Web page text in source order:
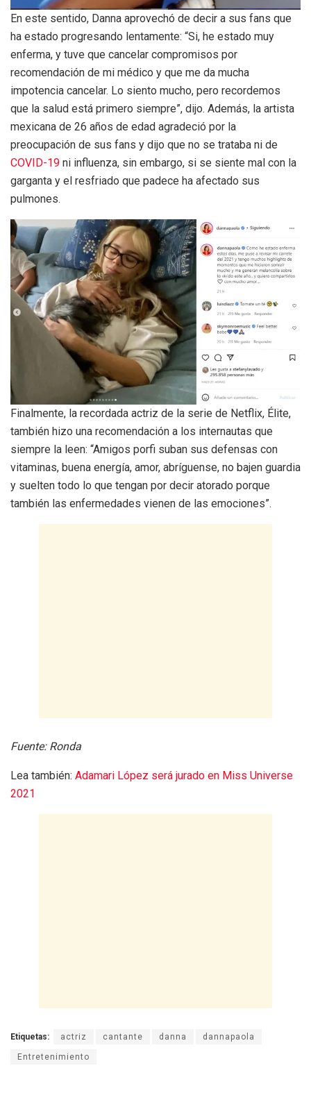
En este sentido, Danna aprovechó de decir a sus fans que
ha estado progresando lentamente: “Si, he estado muy
enferma, y tuve que cancelar compromisos por
recomendación de mi médico y que me da mucha
impotencia cancelar. Lo siento mucho, pero recordemos
que la salud está primero siempre”, dijo. Además, la artista
mexicana de 26 años de edad agradeció por la
preocupación de sus fans y dijo que no se trataba ni de
COVID-19 ni influenza, sin embargo, si se siente mal con la
garganta y el resfriado que padece ha afectado sus
pulmones.
Finalmente, la recordada actriz de la serie de Netflix, Élite,
también hizo una recomendación a los internautas que
siempre la leen: “Amigos porfi suban sus defensas con
vitaminas, buena energía, amor, abríguense, no bajen guardia
y suelten todo lo que tengan por decir atorado porque
también las enfermedades vienen de las emociones”.
Fuente: Ronda
Lea también: Adamari López será jurado en Miss Universe
2021
Etiquetas: actriz cantante danna dannapaola
Entretenimiento